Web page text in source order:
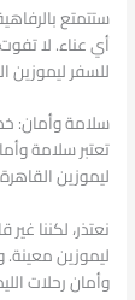
ستتمتع
أي عناء. لا
للسفر ليموزين
سلامة وأمان:
تعتبر سلامة
ليموزين
نعتذر، لكننا
ليموزين
وأمان رحلات